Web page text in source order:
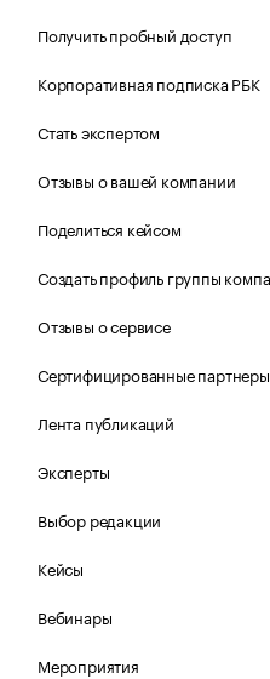
Получить пробный доступ
Корпоративная подписка РБК
Стать экспертом
Отзывы о вашей компании
Поделиться кейсом
Создать профиль группы
Отзывы о сервисе
Сертифицированные партнеры
Лента публикаций
Эксперты
Выбор редакции
Кейсы
Вебинары
Мероприятия